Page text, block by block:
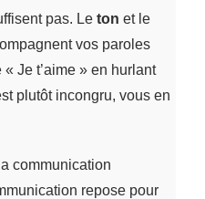
pas. Le ton et le
vos paroles
Je t’aime » en hurlant
plutôt incongru, vous en
communication
repose pour